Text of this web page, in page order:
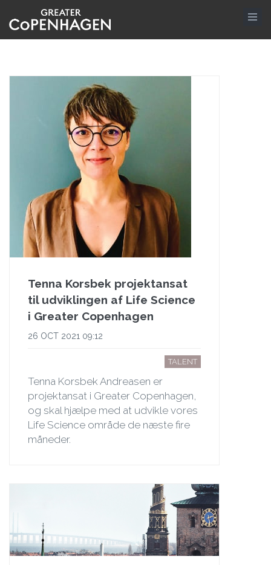
hovedindhold
Tenna Korsbek projektansat
til udviklingen af Life Science
i Greater Copenhagen
26 OCT 2021 09:12
TALENT
Tenna Korsbek Andreasen er
projektansat i Greater Copenhagen,
og skal hjælpe med at udvikle vores
Life Science område de næste fire
måneder.